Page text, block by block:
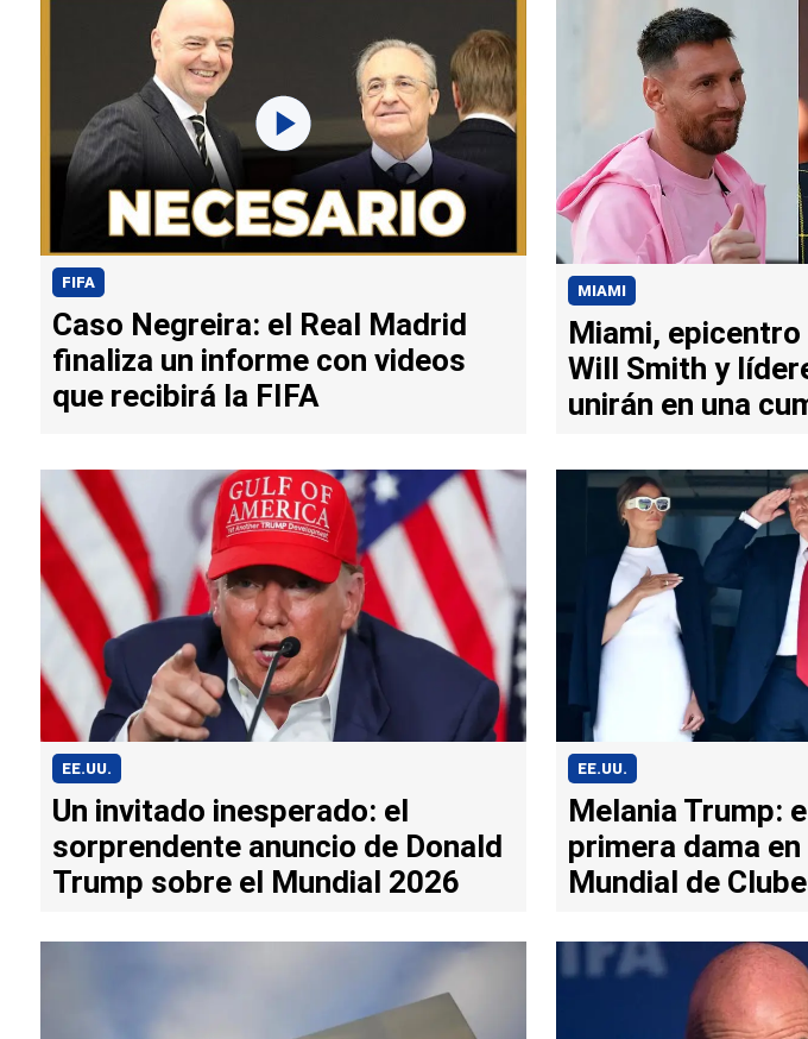
FIFA
Caso Negreira: el Real Madrid
finaliza un informe con videos
que recibirá la FIFA
MIAMI
Miami,
Will Smith y
unirán en una
EE.UU.
Un invitado inesperado: el
sorprendente anuncio de Donald
Trump sobre el Mundial 2026
EE.UU.
Melania Trump:
primera dama
Mundial de